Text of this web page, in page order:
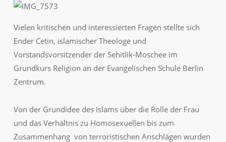
Vielen kritischen und interessierten Fragen stellte sich
Ender Cetin, islamischer Theologe und
Vorstandsvorsitzender der Sehitlik-Moschee im
Grundkurs Religion an der Evangelischen Schule Berlin
Zentrum.
Von der Grundidee des Islams über die Rolle der Frau
und das Verhältnis zu Homosexuellen bis zum
Zusammenhang von terroristischen Anschlägen wurden